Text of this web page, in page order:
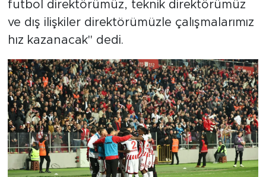
futbol direktörümüz, teknik direktörümüz
ve dış ilişkiler direktörümüzle çalışmalarımız
hız kazanacak" dedi.